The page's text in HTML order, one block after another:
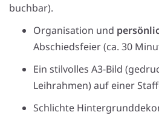
buchbar).
Organisation und
Abschiedsfeier (ca. 30
Ein stilvolles A3-Bild
Leihrahmen) auf einer
Schlichte